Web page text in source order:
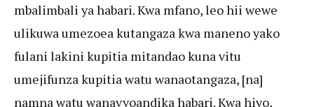
mbalimbali ya habari. Kwa mfano, leo hii wewe
ulikuwa umezoea kutangaza kwa maneno yako
fulani lakini kupitia mitandao kuna vitu
umejifunza kupitia watu wanaotangaza, [na]
namna watu wanavyoandika habari. Kwa hiyo,